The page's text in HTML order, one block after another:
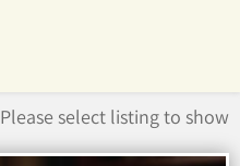
Please select listing to show.